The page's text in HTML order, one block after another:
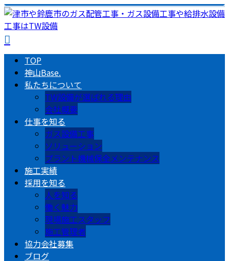
TOP
神山Base.
私たちについて
TW設備が選ばれる理由
会社概要
仕事を知る
ガス設備工事
ソリューション
プラント機械保全メンテナンス
施工実績
採用を知る
人を知る
働く魅力
現場施工スタッフ
施工管理者
協力会社募集
ブログ